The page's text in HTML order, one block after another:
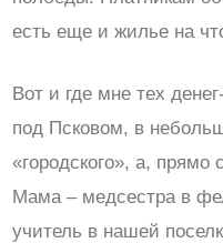
есть еще и жилье на
Вот и где мне тех
под Псковом, в
«городского», а, прямо
Мама – медсестра в
учитель в нашей